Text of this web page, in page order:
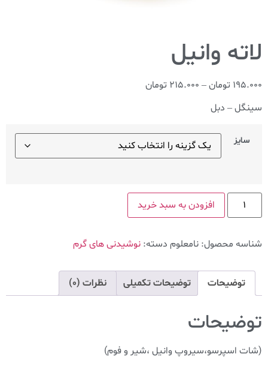
195.000 تومان–
215.000 تومان
سینگل – دبل
سایز
افزودن به سبد خرید
شناسه محصول: نامعلوم دسته: نوشیدنی های گرم
توضیحات توضیحات تکمیلی نظرات (0)
توضیحات
(شات اسپرسو،سیروپ وانیل ،شیر و فوم)